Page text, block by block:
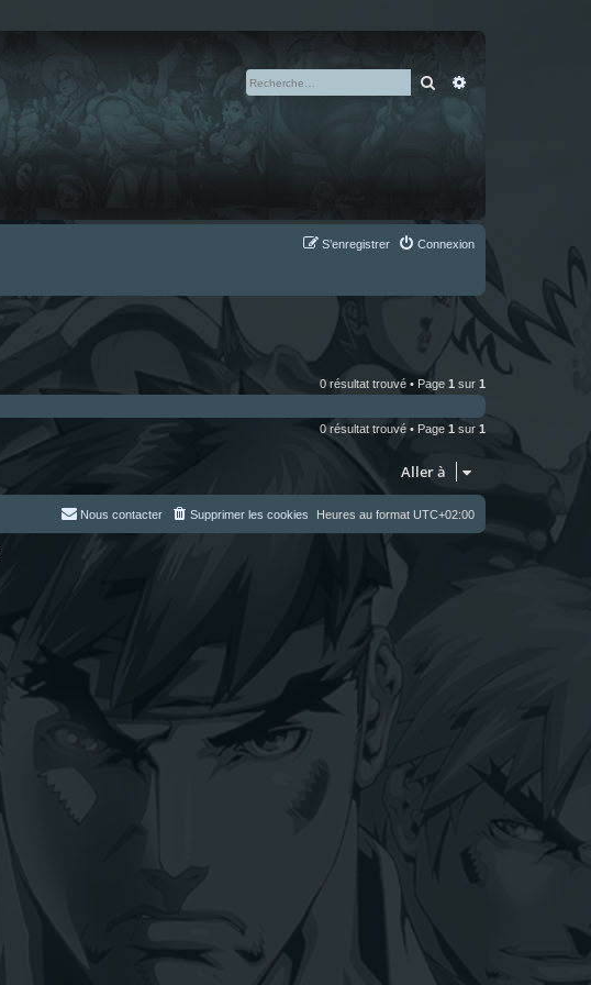
Rechercher
Connexion
S’enregistrer
0 résultat trouvé • Page 1 sur 1
0 résultat trouvé • Page 1 sur 1
Aller à
Heures au format UTC+02:00
Supprimer les cookies
Nous contacter